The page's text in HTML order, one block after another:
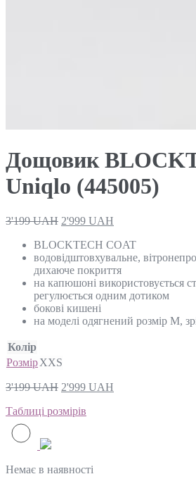
Дощовик
Uniqlo (445005)
3'199UAH 2'999 UAH
BLOCKTECH COAT
водовідштовхувальне,
дихаюче покриття
на капюшоні використовується
регулюється одним дотиком
бокові кишені
на моделі одягнений розмір М,
Колір
РозмірXXS
3'199UAH 2'999 UAH
Таблиці розмірів
Немає в наявності